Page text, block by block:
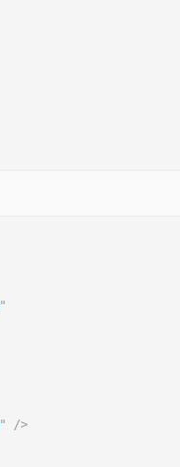
"
"
/>